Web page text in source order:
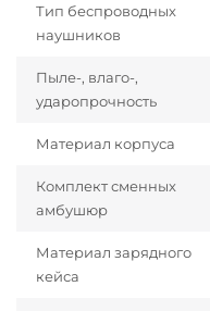
Тип беспроводных
наушников
Пыле-, влаго-,
ударопрочность
Материал корпуса
Комплект сменных
амбушюр
Материал зарядного
кейса